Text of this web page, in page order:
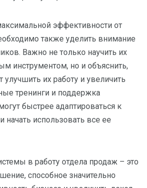
эффективности от
также уделить внимание
Важно не только научить их
инструментом, но и объяснить,
улучшить их работу и увеличить
тренинги и поддержка
быстрее адаптироваться к
начать использовать все ее
в работу отдела продаж – это
способное значительно